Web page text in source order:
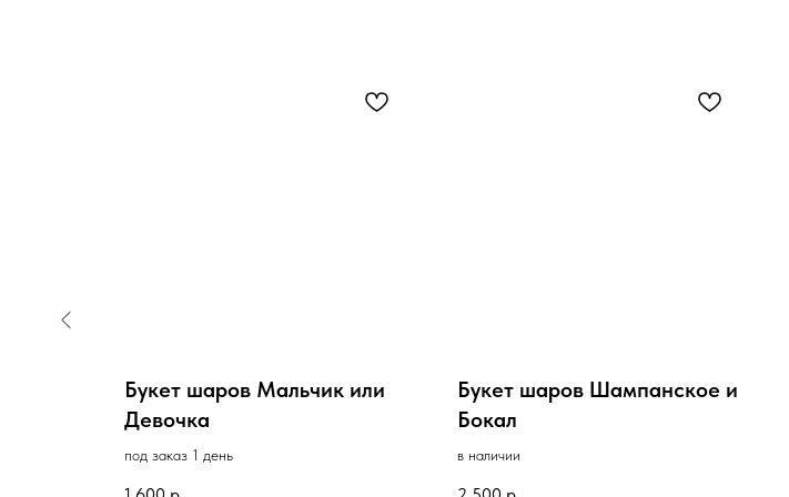
Букет шаров Мальчик или
Девочка
под заказ 1 день
Букет шаров Шампанское и
Бокал
в наличии